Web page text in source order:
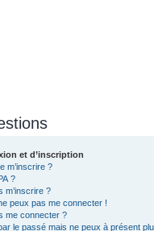
et d’inscription
m’inscrire ?
?
m’inscrire ?
peux pas me connecter !
me connecter ?
le passé mais ne peux à présent